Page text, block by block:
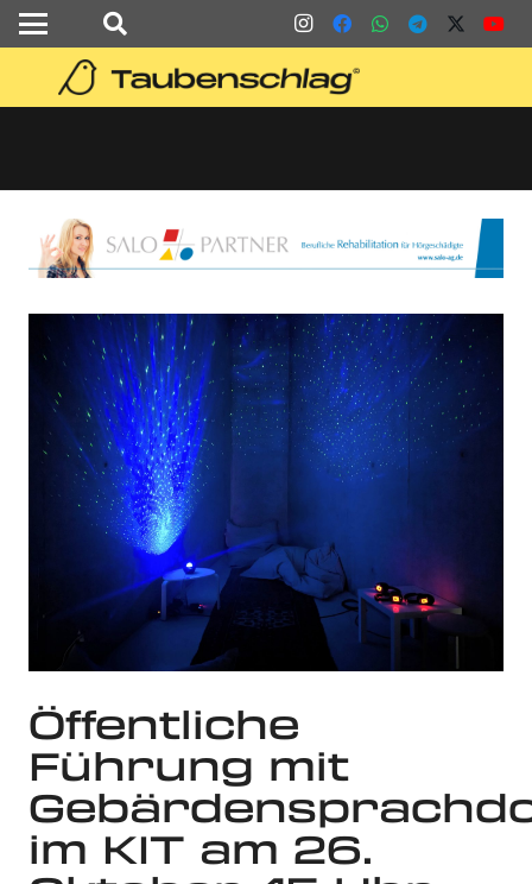
Öffentliche
Führung mit
im KIT am 26.